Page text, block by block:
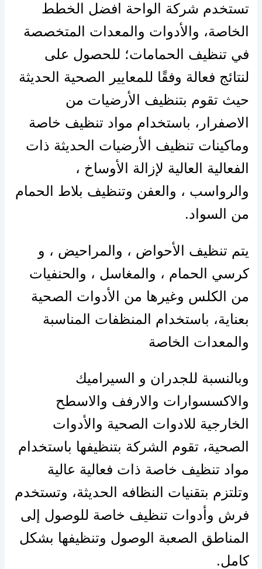
تستخدم شركة الواحة افضل الخطط
الخاصة، والأدوات والمعدات المتخصصة
في تنظيف الحمامات؛ للحصول على
لنتائج فعالة وفقًا للمعايير الصحية الحديثة
حيث تقوم بتنظيف الأرضيات من
الاصفرار، باستخدام مواد تنظيف خاصة
وماكينات تنظيف الأرضيات الحديثة ذات
الفعالية العالية لإزالة الأوساخ ،
والرواسب ، والعفن وتنظيف بلاط الحمام
من السواد.
يتم تنظيف الأحواض ، والمراحيض ، و
كرسي الحمام ، والمغاسل ، والحنفيات
من الكلس وغيرها من الأدوات الصحية
بعناية، باستخدام المنظفات المناسبة
والمعدات الخاصة
وبالنسبة للجدران و السيراميك
والاكسسوارات والارفف والاسطح
الخارجية للادوات الصحية والأدوات
الصحية، تقوم الشركة بتنظيفها باستخدام
مواد تنظيف خاصة ذات فعالية عالية
وتلتزم بتقنيات النظافه الحديثة، وتستخدم
فرش وأدوات تنظيف خاصة للوصول إلى
المناطق الصعبة الوصول وتنظيفها بشكل
كامل.